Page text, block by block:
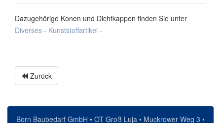
Dazugehörige Konen und Dichtkappen finden Sie unter
Diverses - Kunststoffartikel -
Zurück
Born Baubedarf GmbH • OT Groß Luja • Muckrower Weg 3 •